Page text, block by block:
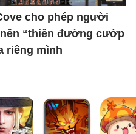
cho phép người
“thiên đường cướp
riêng mình